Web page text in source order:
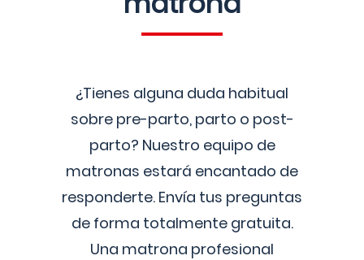
¿Tienes alguna duda habitual
sobre pre-parto, parto o post-
parto? Nuestro equipo de
matronas estará encantado de
responderte. Envía tus preguntas
de forma totalmente gratuita.
Una matrona profesional